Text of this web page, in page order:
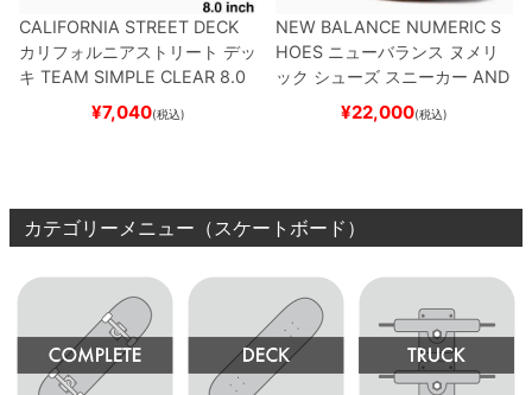
CALIFORNIA STREET DECK
カリフォルニアストリート デッ
キ TEAM SIMPLE CLEAR 8.0
ブランク（DSM）
ード スケボー
¥7,040(税込)
NEW BALANCE NUMERIC S
HOES ニューバランス ヌメリ
ック シューズ スニーカー AND
REW REYNOLDS 933
BROWN/BLACKスケート
¥22,000(税込)
カテゴリーメニュー（スケートボード）